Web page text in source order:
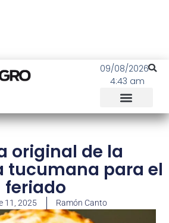
09/08/2026
4:43 am
original de la
tucumana para el
feriado
11, 2025 Ramón Canto